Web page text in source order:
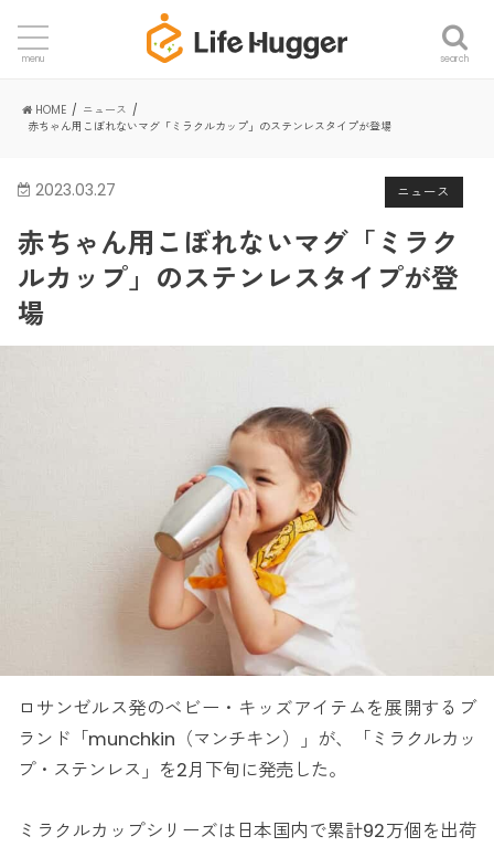
search
menu
HOME
ニュース
赤ちゃん用こぼれないマグ「ミラクルカップ」のステンレスタイプが登場
ニュース
2023.03.27
赤ちゃん用こぼれないマグ「ミラク
ルカップ」のステンレスタイプが登
場
ロサンゼルス発のベビー・キッズアイテムを展開するブ
ランド「munchkin（マンチキン）」が、「ミラクルカッ
プ・ステンレス」を2月下旬に発売した。
ミラクルカップシリーズは日本国内で累計92万個を出荷